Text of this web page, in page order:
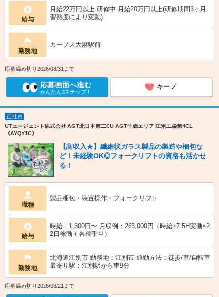
給与
月給22万円以上 研修中 月給20万円以上(研修期間3ヶ月
習熟度により変動)
勤務地
カーブス大麻駅前
応募締め切り2026/08/31まで
応募画面へ進む
かんたん3ステップ！
キープ
正社員
UTエージェント株式会社 AGT北日本第二CU AGT千歳エリア 江別工栄第4CL
《AYQY1C》
【高収入★】繊維状ガラス製品の製造や梱包な
ど！未経験OK◎フォークリフトの資格も活かせ
る！
職種
製品梱包・装置操作・フォークリフト
給与
時給：1,300円〜 月収例：263,000円（時給×7.5H実働×2
2日稼働＋各種手当）
勤務地
北海道江別市 勤務地：江別市 通勤方法：徒歩/車/自転車
最寄り駅：江別駅から車9分
応募締め切り2026/08/21まで